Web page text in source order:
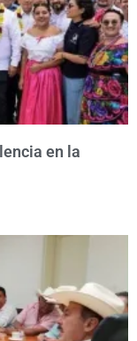
en la